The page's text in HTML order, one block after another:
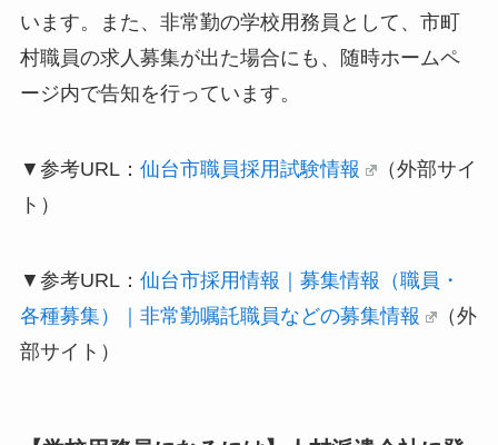
います。また、非常勤の学校用務員として、市町
村職員の求人募集が出た場合にも、随時ホームペ
ージ内で告知を行っています。
▼参考URL： 仙台市職員採用試験情報
（外部サイ
ト）
▼参考URL： 仙台市採用情報｜募集情報（職員・
各種募集）｜非常勤嘱託職員などの募集情報
（外
部サイト）